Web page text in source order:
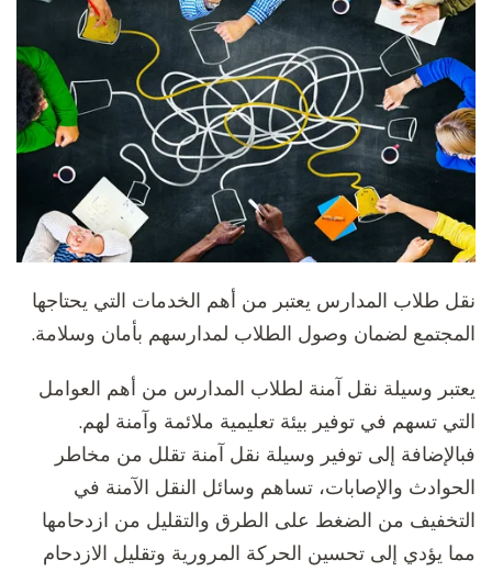
نقل طلاب المدارس يعتبر من أهم الخدمات التي يحتاجها
المجتمع لضمان وصول الطلاب لمدارسهم بأمان وسلامة.
يعتبر وسيلة نقل آمنة لطلاب المدارس من أهم العوامل
التي تسهم في توفير بيئة تعليمية ملائمة وآمنة لهم.
فبالإضافة إلى توفير وسيلة نقل آمنة تقلل من مخاطر
الحوادث والإصابات، تساهم وسائل النقل الآمنة في
التخفيف من الضغط على الطرق والتقليل من ازدحامها
مما يؤدي إلى تحسين الحركة المرورية وتقليل الازدحام